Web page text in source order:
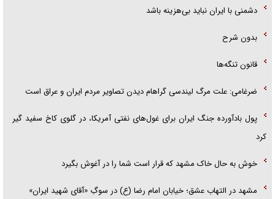
دشمنی با ایران نباید بی‌هزینه باشد
بدون شرح
قانون تنگه‌ها
ضرغامی: علت مرگ لیندسی گراهام دیدن تصاویر مردم ایران و عراق است
پول بادآورده جنگ ایران برای غول‌های نفتی آمریکا، در گلوی کاخ سفید گیر
کرد
خوش به حال خاک مشهد که قرار است شما را در آغوش بگیرد
مشهد در التهاب عشق؛ خیابان امام رضا (ع) در سوگِ «آقای شهید ایران»